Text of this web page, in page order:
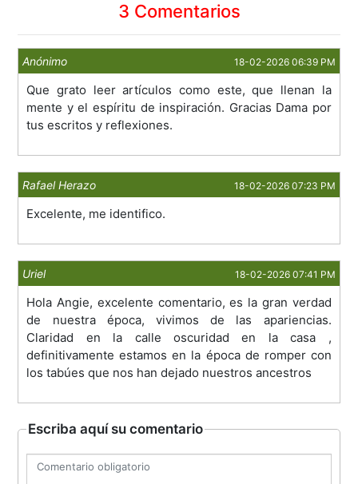
3 Comentarios
Anónimo 18-02-2026 06:39 PM
Que grato leer artículos como este, que llenan la
mente y el espíritu de inspiración. Gracias Dama por
tus escritos y reflexiones.
Rafael Herazo 18-02-2026 07:23 PM
Excelente, me identifico.
Uriel 18-02-2026 07:41 PM
Hola Angie, excelente comentario, es la gran verdad
de nuestra época, vivimos de las apariencias.
Claridad en la calle oscuridad en la casa ,
definitivamente estamos en la época de romper con
los tabúes que nos han dejado nuestros ancestros
Escriba aquí su comentario